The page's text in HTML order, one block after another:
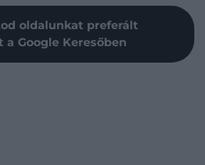
oldalunkat preferált
a Google Keresőben